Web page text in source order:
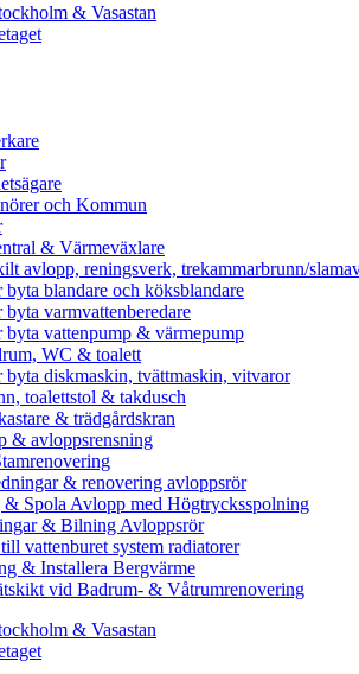
& Vasastan
och Kommun
& Värmeväxlare
avlopp, reningsverk, trekammarbrunn/
byta blandare och köksblandare
byta varmvattenberedare
byta vattenpump & värmepump
WC & toalett
byta diskmaskin, tvättmaskin, vitvaror
toalettstol & takdusch
& trädgårdskran
& avloppsrensning
& renovering avloppsrör
& Spola Avlopp med Högtrycksspolning
& Bilning Avloppsrör
vattenburet system radiatorer
& Installera Bergvärme
vid Badrum- & Våtrumrenovering
& Vasastan